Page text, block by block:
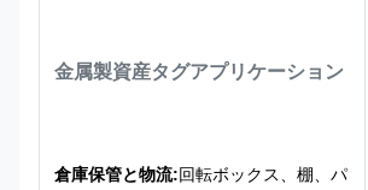
面は特殊硬化処理が施
よってバーコードや文
金属製資産タグアプリケーション
倉庫保管と物流:回転ボックス、棚、パ